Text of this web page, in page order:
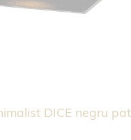
DICE negru